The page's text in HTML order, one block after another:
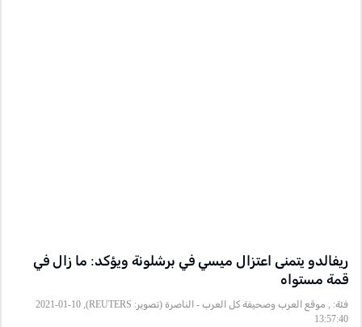
ريفالدو يتمنى اعتزال ميسي في برشلونة ويؤكد: ما زال في
قمة مستواه
فئة:
, موقع العرب وصحيفة كل العرب - الناصرة (تصوير: REUTERS), 2021-01-10
13:57:40